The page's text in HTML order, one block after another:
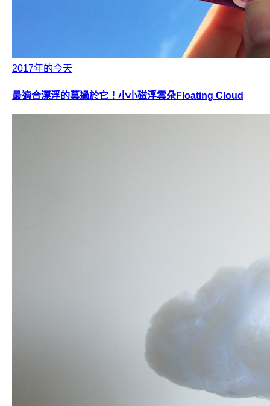
2017年的今天
最適合漂浮的莫過於它！小小磁浮雲朵Floating Cloud